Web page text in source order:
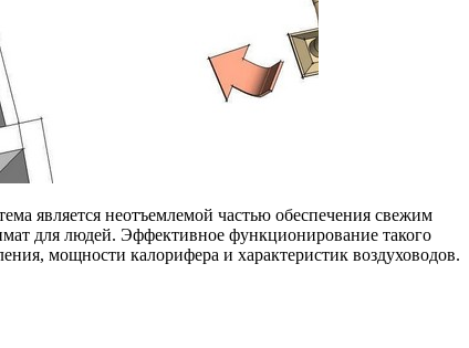
является неотъемлемой частью обеспечения свежим
для людей. Эффективное функционирование такого
мощности калорифера и характеристик воздуховодов.